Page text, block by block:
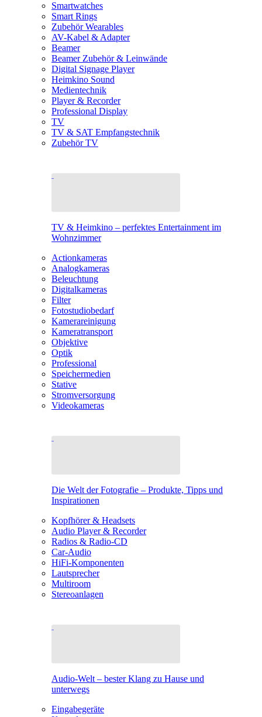
Smartwatches
Smart Rings
Zubehör Wearables
AV-Kabel & Adapter
Beamer
Beamer Zubehör & Leinwände
Digital Signage Player
Heimkino Sound
Medientechnik
Player & Recorder
Professional Display
TV
TV & SAT Empfangstechnik
Zubehör TV
TV & Heimkino – perfektes Entertainment im
Wohnzimmer
Actionkameras
Analogkameras
Beleuchtung
Digitalkameras
Filter
Fotostudiobedarf
Kamerareinigung
Kameratransport
Objektive
Optik
Professional
Speichermedien
Stative
Stromversorgung
Videokameras
Die Welt der Fotografie – Produkte, Tipps und
Inspirationen
Kopfhörer & Headsets
Audio Player & Recorder
Radios & Radio-CD
Car-Audio
HiFi-Komponenten
Lautsprecher
Multiroom
Stereoanlagen
Audio-Welt – bester Klang zu Hause und
unterwegs
Eingabegeräte